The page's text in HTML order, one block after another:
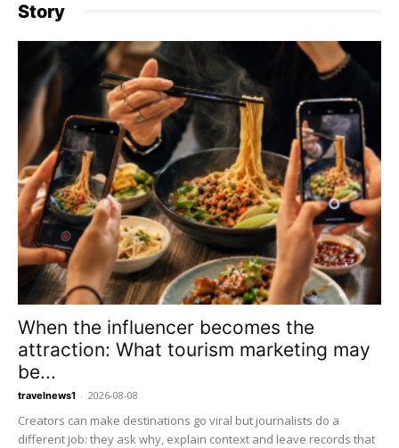
Story
When the influencer becomes the
attraction: What tourism marketing may
be...
travelnews1 - 2026-08-08
Creators can make destinations go viral but journalists do a
different job: they ask why, explain context and leave records that